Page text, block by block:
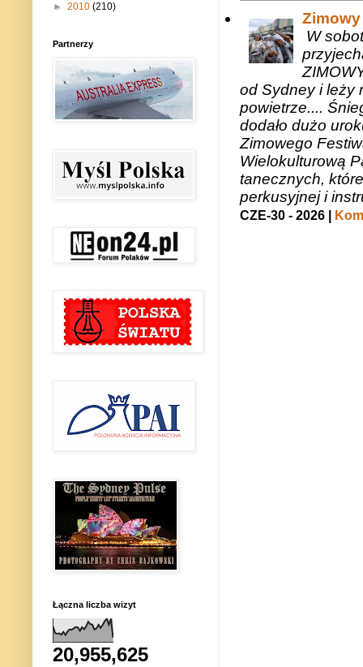
W
od Sydney i leży
powietrze....
dodało dużo
Zimowego
Wielokulturową
tanecznych,
perkusyjnej i
CZE-30 - 2026 |
► 2010 (210)
Partnerzy
Łączna liczba wizyt
20,955,625